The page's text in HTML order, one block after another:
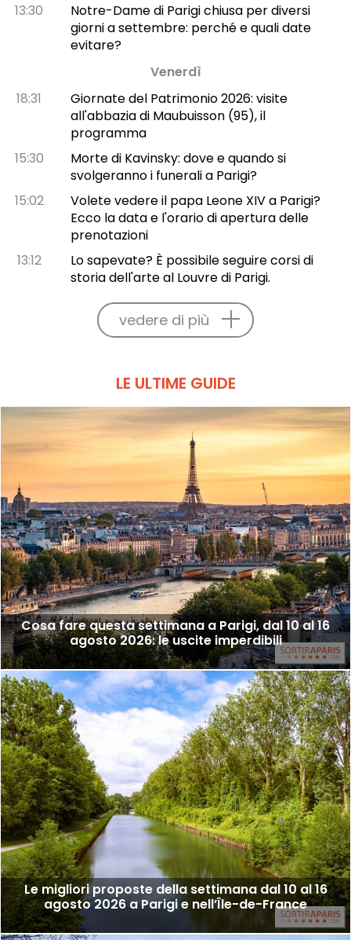
13:30
Notre-Dame di Parigi chiusa per diversi
giorni a settembre: perché e quali date
evitare?
Venerdì
18:31
Giornate del Patrimonio 2026: visite
all'abbazia di Maubuisson (95), il
programma
15:30
Morte di Kavinsky: dove e quando si
svolgeranno i funerali a Parigi?
15:02
Volete vedere il papa Leone XIV a Parigi?
Ecco la data e l'orario di apertura delle
prenotazioni
13:12
Lo sapevate? È possibile seguire corsi di
storia dell'arte al Louvre di Parigi.
vedere di più
LE ULTIME GUIDE
Cosa fare questa settimana a Parigi, dal 10 al 16
agosto 2026: le uscite imperdibili
Le migliori proposte della settimana dal 10 al 16
agosto 2026 a Parigi e nell’Île-de-France